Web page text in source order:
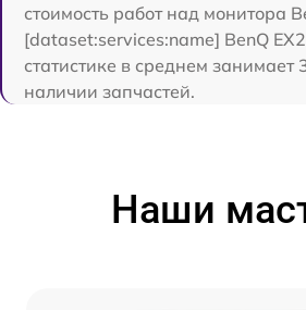
стоимость работ над монитора
[dataset:services:name] BenQ
статистике в среднем занимает
наличии запчастей.
Наши